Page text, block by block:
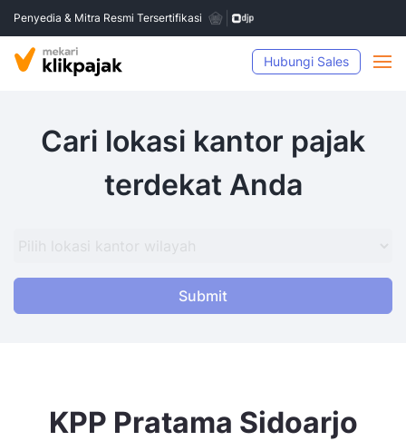
Penyedia & Mitra Resmi Tersertifikasi
Hubungi Sales
Cari lokasi kantor pajak
terdekat Anda
Submit
KPP Pratama Sidoarjo